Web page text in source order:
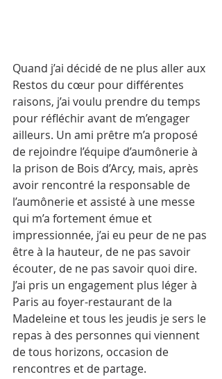
Quand j’ai décidé de ne plus aller aux
Restos du cœur pour différentes
raisons, j’ai voulu prendre du temps
pour réfléchir avant de m’engager
ailleurs. Un ami prêtre m’a proposé
de rejoindre l’équipe d’aumônerie à
la prison de Bois d’Arcy, mais, après
avoir rencontré la responsable de
l’aumônerie et assisté à une messe
qui m’a fortement émue et
impressionnée, j’ai eu peur de ne pas
être à la hauteur, de ne pas savoir
écouter, de ne pas savoir quoi dire.
J’ai pris un engagement plus léger à
Paris au foyer-restaurant de la
Madeleine et tous les jeudis je sers le
repas à des personnes qui viennent
de tous horizons, occasion de
rencontres et de partage.